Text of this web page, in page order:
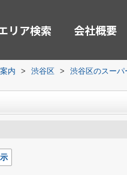
リア検索 会社概要
内 > 渋谷区 > 渋谷区のスーパ